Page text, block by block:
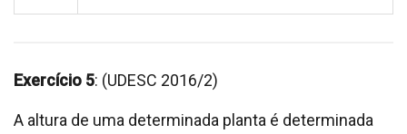
Exercício 5: (UDESC 2016/2)
A altura de uma determinada planta é determinada